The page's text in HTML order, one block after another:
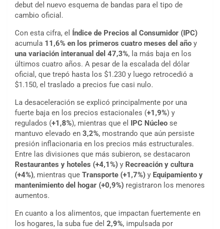
debut del nuevo esquema de bandas para el tipo de
cambio oficial.
Con esta cifra, el
Índice de Precios al Consumidor (IPC)
acumula 11,6% en los primeros cuatro meses del año y
una variación interanual del 47,3%, la más baja en los
últimos cuatro años. A pesar de la escalada del dólar
oficial, que trepó hasta los $1.230 y luego retrocedió a
$1.150, el traslado a precios fue casi nulo.
La desaceleración se explicó principalmente por una
fuerte baja en los precios estacionales (+1,9%) y
regulados (+1,8%), mientras que el IPC Núcleo se
mantuvo elevado en 3,2%, mostrando que aún persiste
presión inflacionaria en los precios más estructurales.
Entre las divisiones que más subieron, se destacaron
Restaurantes y hoteles (+4,1%) y Recreación y cultura
(+4%), mientras que Transporte (+1,7%) y Equipamiento y
mantenimiento del hogar (+0,9%) registraron los menores
aumentos.
En cuanto a los alimentos, que impactan fuertemente en
los hogares, la suba fue del 2,9%, impulsada por